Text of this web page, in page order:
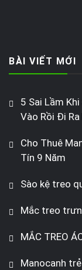
BÀI VIẾT MỚI
5 Sai Lầm
Vào Rồi Đi Ra
Cho Thuê
Tín 9 Năm
Sào kệ treo
Mắc treo
MẮC TREO
Manocanh